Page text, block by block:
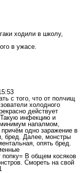
ходили в школу,
в ужасе.
с того, что от полчищ
холодного
действует
Такую инфекцию и
напалмом,
одно заражение в
бред. Далее, монстры
опять бред.
попку= В общем косяков
Смореть на свой